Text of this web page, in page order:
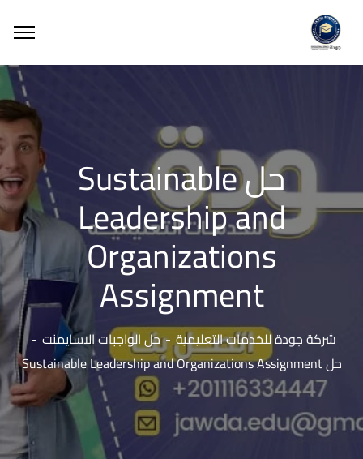
حل Sustainable
Leadership and
Organizations
Assignment
شركة جودة للخدمات التعليمية
حل الواجبات الاسايمنت
حل Sustainable Leadership and Organizations Assignment